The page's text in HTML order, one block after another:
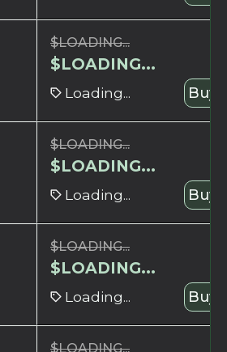
$LOADING...
$LOADING...
Loading... Buy
$LOADING...
$LOADING...
Loading... Buy
$LOADING...
$LOADING...
Loading... Buy
$LOADING...